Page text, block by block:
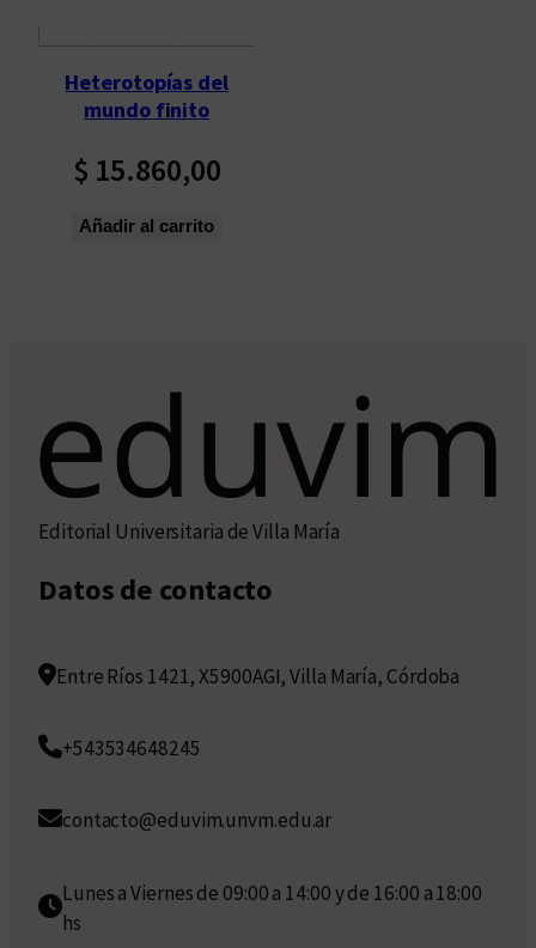
Heterotopías del
mundo finito
$ 15.860,00
Añadir al carrito
Editorial Universitaria de Villa María
Datos de contacto
Entre Ríos 1421, X5900AGI, Villa María, Córdoba
+543534648245
contacto@eduvim.unvm.edu.ar
Lunes a Viernes de 09:00 a 14:00 y de 16:00 a 18:00
hs